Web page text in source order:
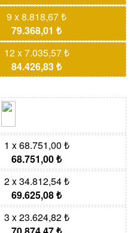
9 x 8.818,67 ₺
79.368,01 ₺
12 x 7.035,57 ₺
84.426,83 ₺
1 x 68.751,00 ₺
68.751,00 ₺
2 x 34.812,54 ₺
69.625,08 ₺
3 x 23.624,82 ₺